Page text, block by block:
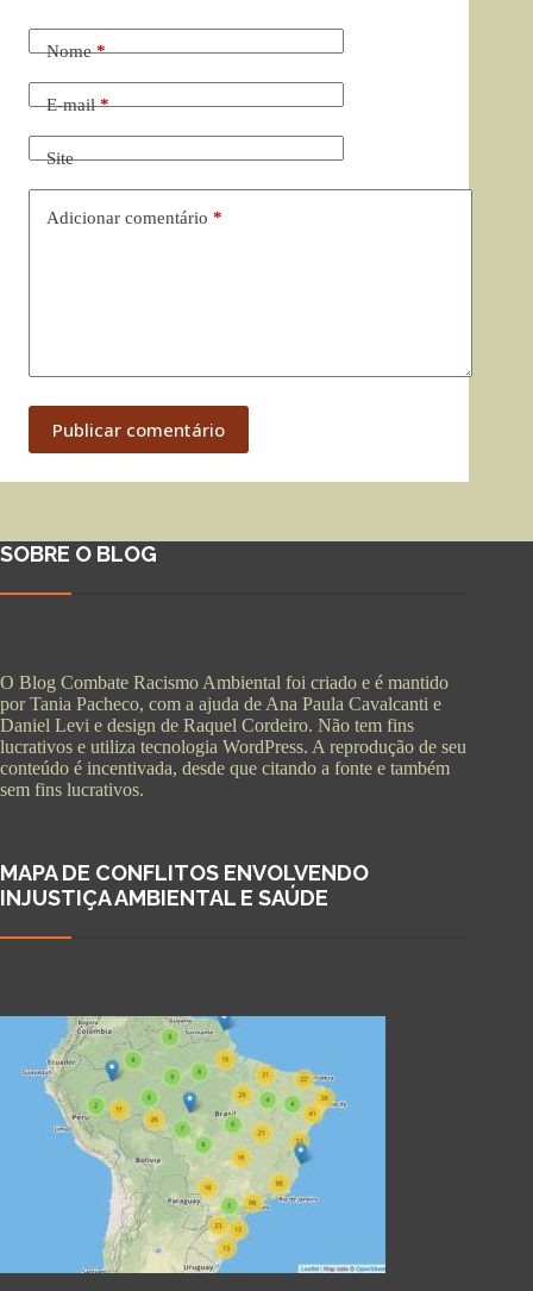
Nome*
E-mail*
Site
Adicionar comentário *
Publicar comentário
SOBRE O BLOG
O Blog Combate Racismo Ambiental foi criado e é mantido
por Tania Pacheco, com a ajuda de Ana Paula Cavalcanti e
Daniel Levi e design de Raquel Cordeiro. Não tem fins
lucrativos e utiliza tecnologia WordPress. A reprodução de seu
conteúdo é incentivada, desde que citando a fonte e também
sem fins lucrativos.
MAPA DE CONFLITOS ENVOLVENDO
INJUSTIÇA AMBIENTAL E SAÚDE